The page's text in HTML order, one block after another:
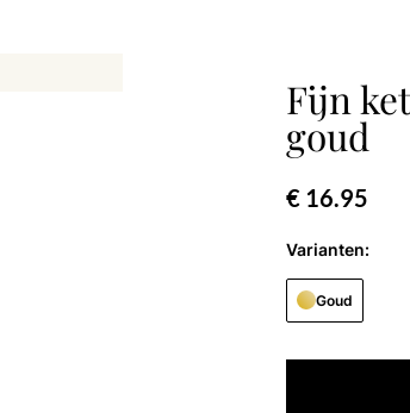
Fijn
goud
€ 16.95
Varianten:
Goud